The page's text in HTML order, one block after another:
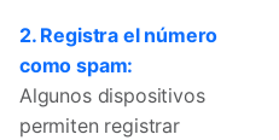
2. Registra el número
como spam:
Algunos dispositivos
permiten registrar